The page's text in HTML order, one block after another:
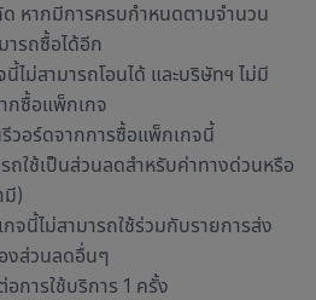
หากมีการครบกำหนดตามจำนวน
ารถซื้อได้อีก
ไม่สามารถโอนได้ และบริษัทฯ ไม่มี
กซื้อแพ็กเกจ
รีวอร์ดจากการซื้อแพ็กเกจนี้
ถใช้เป็นส่วนลดสำหรับค่าทางด่วนหรือ
มี)
จนี้ไม่สามารถใช้ร่วมกับรายการส่ง
งส่วนลดอื่นๆ
การใช้บริการ 1 ครั้ง